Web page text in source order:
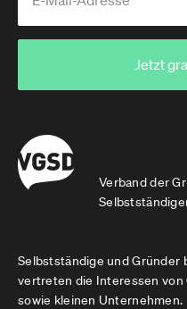
Verband der
Jetzt
Selbstständige und Gründer
vertreten die Interessen
sowie kleinen Unternehmen.